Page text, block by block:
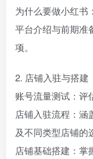
为什么要做小红书
平台介绍与前期准
项。
2. 店铺入驻与搭建
账号流量测试：评
店铺入驻流程：涵
及不同类型店铺的
店铺基础搭建：掌